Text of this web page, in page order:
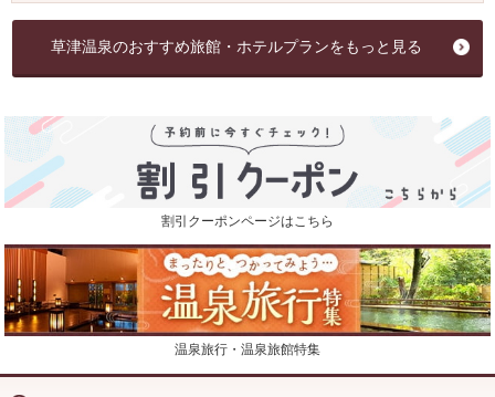
草津温泉のおすすめ旅館・ホテルプランをもっと見る
割引クーポンページはこちら
温泉旅行・温泉旅館特集